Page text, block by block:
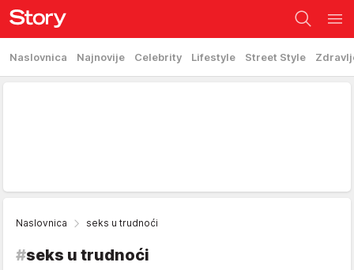
Naslovnica Najnovije Celebrity Lifestyle Street Style
Naslovnica seks u trudnoći
#seks u trudnoći